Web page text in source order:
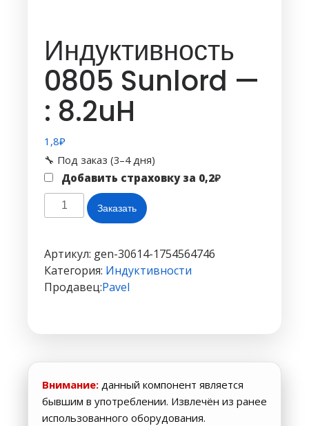
Индуктивность
0805 Sunlord —
: 8.2uH
1,8₽
🔧 Под заказ (3–4 дня)
Добавить страховку за 0,2₽
Количество
товара
0805
Sunlord
—
Заказать
Артикул: gen-30614-1754564746
Категория: Индуктивности
Продавец:Pavel
Внимание: данный компонент является
бывшим в употреблении. Извлечён из ранее
использованного оборудования.